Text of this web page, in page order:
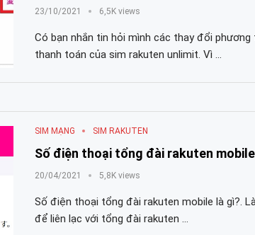
23/10/2021 6,5K views
Có bạn nhắn tin hỏi mình các thay đổi phương
thanh toán của sim rakuten unlimit. Vì …
SIM MẠNG SIM RAKUTEN
Số điện thoại tổng đài rakuten mobile
20/04/2021 5,8K views
Số điện thoại tổng đài rakuten mobile là gì?.
để liên lạc với tổng đài rakuten …